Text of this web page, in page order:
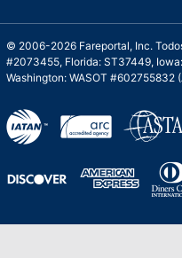
© 2006-2026 Fareportal, Inc.
#2073455, Florida: ST37449,
Washington: WASOT #602755832